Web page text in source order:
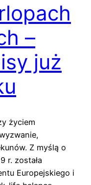
–
już
życiem
Z myślą o
r. została
Europejskiego i